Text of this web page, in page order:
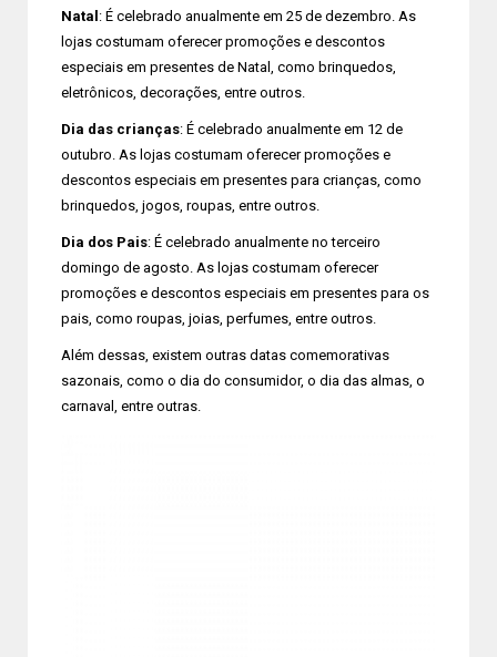
Natal : É celebrado anualmente em 25 de dezembro. As
lojas costumam oferecer promoções e descontos
especiais em presentes de Natal, como brinquedos,
eletrônicos, decorações, entre outros.
Dia das crianças: É celebrado anualmente em 12 de
outubro. As lojas costumam oferecer promoções e
descontos especiais em presentes para crianças, como
brinquedos, jogos, roupas, entre outros.
Dia dos Pais: É celebrado anualmente no terceiro
domingo de agosto. As lojas costumam oferecer
promoções e descontos especiais em presentes para os
pais, como roupas, joias, perfumes, entre outros.
Além dessas, existem outras datas comemorativas
sazonais, como o dia do consumidor, o dia das almas, o
carnaval, entre outras.